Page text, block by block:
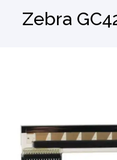
Zebra